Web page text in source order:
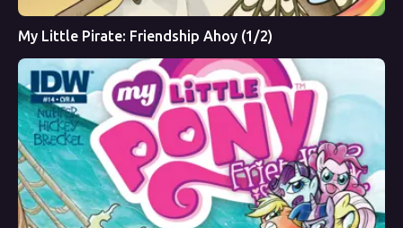
My Little Pirate: Friendship Ahoy (1/2)